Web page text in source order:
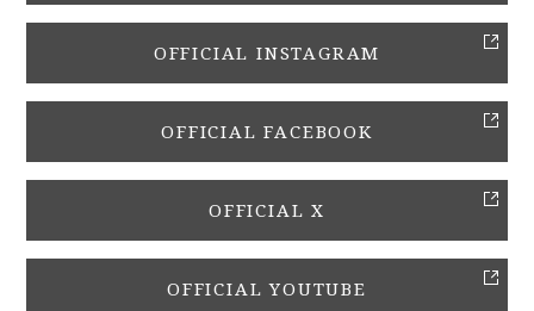
OFFICIAL INSTAGRAM
OFFICIAL FACEBOOK
OFFICIAL X
OFFICIAL YOUTUBE